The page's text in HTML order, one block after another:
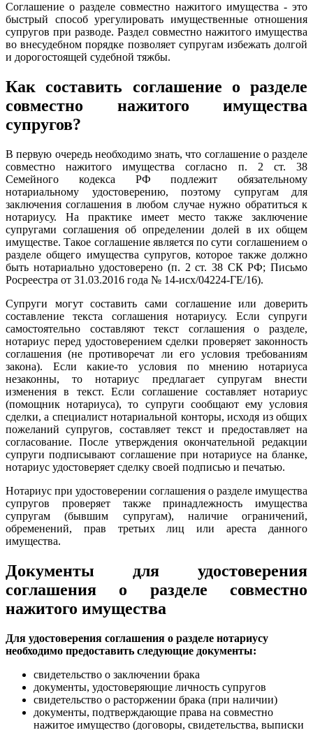
Соглашение о разделе совместно нажитого имущества - это
быстрый способ урегулировать имущественные отношения
супругов при разводе. Раздел совместно нажитого имущества
во внесудебном порядке позволяет супругам избежать долгой
и дорогостоящей судебной тяжбы.
Как составить соглашение о разделе
совместно нажитого имущества
супругов?
В первую очередь необходимо знать, что соглашение о разделе
совместно нажитого имущества согласно п. 2 ст. 38
Семейного кодекса РФ подлежит обязательному
нотариальному удостоверению, поэтому супругам для
заключения соглашения в любом случае нужно обратиться к
нотариусу. На практике имеет место также заключение
супругами соглашения об определении долей в их общем
имуществе. Такое соглашение является по сути соглашением о
разделе общего имущества супругов, которое также должно
быть нотариально удостоверено (п. 2 ст. 38 СК РФ; Письмо
Росреестра от 31.03.2016 года № 14-исх/04224-ГЕ/16).
Супруги могут составить сами соглашение или доверить
составление текста соглашения нотариусу. Если супруги
самостоятельно составляют текст соглашения о разделе,
нотариус перед удостоверением сделки проверяет законность
соглашения (не противоречат ли его условия требованиям
закона). Если какие-то условия по мнению нотариуса
незаконны, то нотариус предлагает супругам внести
изменения в текст. Если соглашение составляет нотариус
(помощник нотариуса), то супруги сообщают ему условия
сделки, а специалист нотариальной конторы, исходя из общих
пожеланий супругов, составляет текст и предоставляет на
согласование. После утверждения окончательной редакции
супруги подписывают соглашение при нотариусе на бланке,
нотариус удостоверяет сделку своей подписью и печатью.
Нотариус при удостоверении соглашения о разделе имущества
супругов проверяет также принадлежность имущества
супругам (бывшим супругам), наличие ограничений,
обременений, прав третьих лиц или ареста данного
имущества.
Документы для удостоверения
соглашения о разделе совместно
нажитого имущества
Для удостоверения соглашения о разделе нотариусу
необходимо предоставить следующие документы:
свидетельство о заключении брака
документы, удостоверяющие личность супругов
свидетельство о расторжении брака (при наличии)
документы, подтверждающие права на совместно
нажитое имущество (договоры, свидетельства, выписки